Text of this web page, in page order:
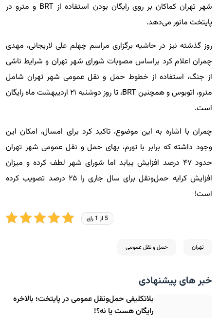
شهر تهران کماکان بر روی رایگان بودن استفاده از BRT و مترو در
پایتخت مانور می‌دهد.
روز گذشته نیز در حاشیه برگزاری مراسم چهلم علی لاریجانی، مهدی
چمران اعلام کرد براساس مصوبات شورای شهر تهران و شرایط ناشی
از جنگ، استفاده از خطوط حمل و نقل عمومی شهر تهران شامل
مترو، اتوبوس و همچنین BRT، تا روز دوشنبه ۲۱ اردیبهشت ماه رایگان
است.
چمران با اشاره به این موضوع، تاکید کرد برای امسال، امکان این
وجود داشته که برابر با تورم، بهای حمل و نقل عمومی شهر تهران
حدود ۴۷ درصد افزایش ییابد اما شورای شهر لطف کرده و میزان
افزایش کرایه حمل‌ونقل برای سال جاری را ۲۵ درصد تصویب کرده
است!
5 از 1 رای
تهران حمل و نقل عمومی
خبر های پیشنهادی
بلاتکلیفی حمل‌ونقل عمومی در پایتخت؛ بالاخره
رایگان هست یا نه؟!